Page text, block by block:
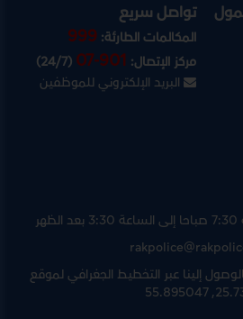
تواصل سريع
المكالمات الطارئة:999
مركز الإتصال:07-901
(24/7)
البريد الإلكتروني للموظفين
إلينا عبرالتخطيط الجغرافي لموقع